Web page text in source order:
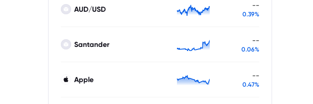
AUD/USD --
0.39%
Santander --
0.06%
Apple --
0.47%